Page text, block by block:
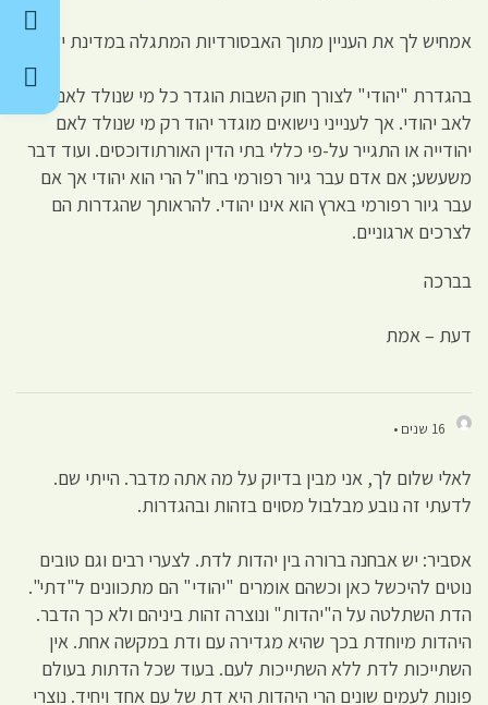
אמחיש לך את העניין מתוך האבסורדיות המתגלה במדינת ישראל.
בהגדרת "יהודי" לצורך חוק השבות הוגדר כל מי שנולד לאם או
לאב יהודי. אך לענייני נישואים מוגדר יהוד רק מי שנולד לאם
יהודייה או התגייר על-פי כללי בתי הדין האורתודוכסים. ועוד דבר
משעשע; אם אדם עבר גיור רפורמי בחו"ל הרי הוא יהודי אך אם
עבר גיור רפורמי בארץ הוא אינו יהודי. להראותך שהגדרות הם
לצרכים ארגוניים.
בברכה
דעת – אמת
16 שנים •
לאלי שלום לך, אני מבין בדיוק על מה אתה מדבר. הייתי שם.
לדעתי זה נובע מבלבול מסוים בזהות ובהגדרות.
אסביר: יש אבחנה ברורה בין יהדות לדת. לצערי רבים וגם טובים
נוטים להיכשל כאן וכשהם אומרים "יהודי" הם מתכוונים ל"דתי".
הדת השתלטה על ה"יהדות" ונוצרה זהות ביניהם ולא כך הדבר.
היהדות מיוחדת בכך שהיא מגדירה עם ודת במקשה אחת. אין
השתייכות לדת ללא השתייכות לעם. בעוד שכל הדתות בעולם
פונות לעמים שונים הרי היהדות היא דת של עם אחד ויחיד. נוצרי